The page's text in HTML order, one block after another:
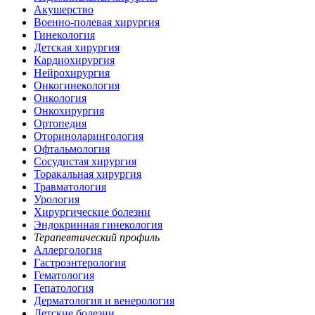
Акушерство
Военно-полевая хирургия
Гинекология
Детская хирургия
Кардиохирургия
Нейрохирургия
Онкогинекология
Онкология
Онкохирургия
Ортопедия
Оториноларингология
Офтальмология
Сосудистая хирургия
Торакальная хирургия
Травматология
Урология
Хирургические болезни
Эндокринная гинекология
Терапевтический профиль
Аллергология
Гастроэнтерология
Гематология
Гепатология
Дерматология и венерология